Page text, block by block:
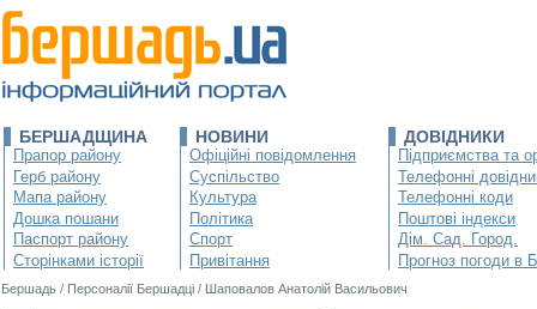
БЕРШАДЩИНА
Прапор району
Герб району
Мапа району
Дошка пошани
Паспорт району
Сторінками історії
НОВИНИ
Офіційні повідомлення
Суспільство
Культура
Політика
Спорт
Привітання
ДОВІДНИКИ
Підприємства та
Телефонні
Телефонні коди
Поштові індекси
Дім. Сад. Город.
Прогноз погоди в
Бершадь / Персоналії Бершадці / Шаповалов Анатолій Васильович